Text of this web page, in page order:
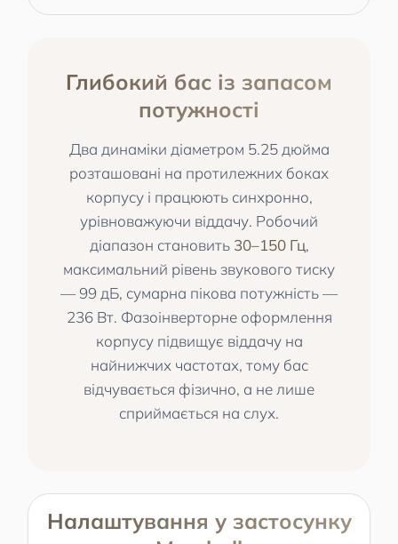
Глибокий бас із запасом
потужності
Два динаміки діаметром 5.25 дюйма
розташовані на протилежних боках
корпусу і працюють синхронно,
урівноважуючи віддачу. Робочий
діапазон становить 30–150 Гц,
максимальний рівень звукового тиску
— 99 дБ, сумарна пікова потужність —
236 Вт. Фазоінверторне оформлення
корпусу підвищує віддачу на
найнижчих частотах, тому бас
відчувається фізично, а не лише
сприймається на слух.
Налаштування у застосунку